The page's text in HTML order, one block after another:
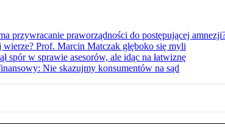
przywracanie praworządności do postępującej
Prof. Marcin Matczak głęboko się myli
spór w sprawie asesorów, ale idąc na łatwiznę
Nie skazujmy konsumentów na sąd